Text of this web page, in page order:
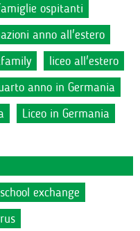
ospitanti
anno all'estero
liceo all'estero
anno in Germania
Liceo in Germania
exchange